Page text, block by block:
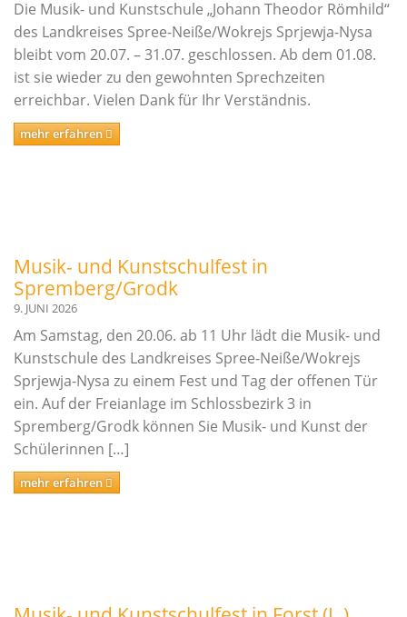
einem
vielfältigen
Angebot.
Förderverein
Lehrbereiche
Musikalische Grundausbildung
Musikgarten
Instrumental- und Vokalausbildung
Tasteninstrumente
Zupfinstrumente
Blechblasinstrumente
Holzblasinstrumente
Schlagwerk/Perkussion
Sonstige Instrumente
Vokalfächer
Die Musik- und Kunstschule „Johann Theodor Römhild“
des Landkreises Spree-Neiße/Wokrejs Sprjewja-Nysa
bleibt vom 20.07. – 31.07. geschlossen. Ab dem 01.08.
ist sie wieder zu den gewohnten Sprechzeiten
erreichbar. Vielen Dank für Ihr Verständnis.
mehr erfahren
Musik- und Kunstschulfest in
Spremberg/Grodk
9. JUNI 2026
Am Samstag, den 20.06. ab 11 Uhr lädt die Musik- und
Kunstschule des Landkreises Spree-Neiße/Wokrejs
Sprjewja-Nysa zu einem Fest und Tag der offenen Tür
ein. Auf der Freianlage im Schlossbezirk 3 in
Spremberg/Grodk können Sie Musik- und Kunst der
Schülerinnen […]
mehr erfahren